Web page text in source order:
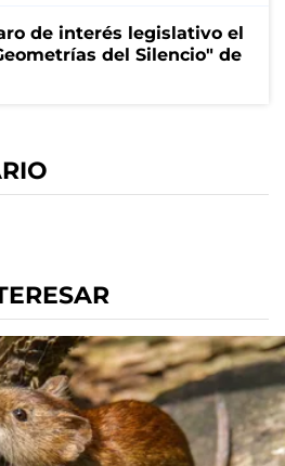
de interés legislativo el
del Silencio" de